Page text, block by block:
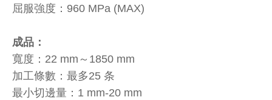
屈服強度：960 MPa (MAX)
成品：
寬度：22 mm～1850 mm
加工條數：最多25 条
最小切邊量：1 mm-20 mm